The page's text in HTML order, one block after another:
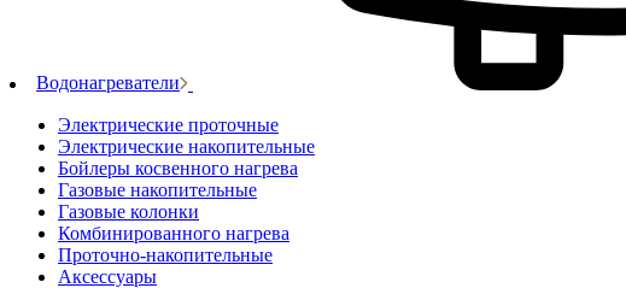
Водонагреватели
Электрические проточные
Электрические накопительные
Бойлеры косвенного нагрева
Газовые накопительные
Газовые колонки
Комбинированного нагрева
Проточно-накопительные
Аксессуары